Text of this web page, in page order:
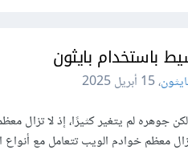
باستخدام بايثون
،15 أبريل 2025
جوهره لم يتغير كثيرًا، إذ لا تزال